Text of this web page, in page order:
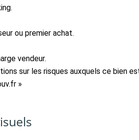
ou premier achat.
vendeur.
sur les risques auxquels ce bien
»